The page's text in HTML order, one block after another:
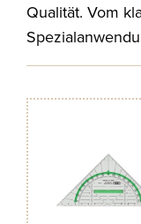
Qualität. Vom
merken